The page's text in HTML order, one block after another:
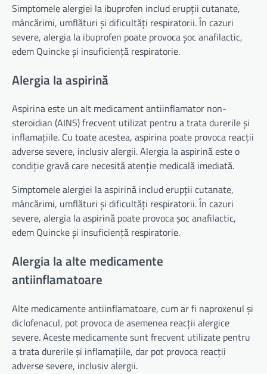
Simptomele alergiei la ibuprofen includ erupții cutanate,
mâncărimi, umflături și dificultăți respiratorii. În cazuri
severe, alergia la ibuprofen poate provoca șoc anafilactic,
edem Quincke și insuficiență respiratorie.
Alergia la aspirină
Aspirina este un alt medicament antiinflamator non-
steroidian (AINS) frecvent utilizat pentru a trata durerile și
inflamațiile. Cu toate acestea, aspirina poate provoca reacții
adverse severe, inclusiv alergii. Alergia la aspirină este o
condiție gravă care necesită atenție medicală imediată.
Simptomele alergiei la aspirină includ erupții cutanate,
mâncărimi, umflături și dificultăți respiratorii. În cazuri
severe, alergia la aspirină poate provoca șoc anafilactic,
edem Quincke și insuficiență respiratorie.
Alergia la alte medicamente
antiinflamatoare
Alte medicamente antiinflamatoare, cum ar fi naproxenul și
diclofenacul, pot provoca de asemenea reacții alergice
severe. Aceste medicamente sunt frecvent utilizate pentru
a trata durerile și inflamațiile, dar pot provoca reacții
adverse severe, inclusiv alergii.